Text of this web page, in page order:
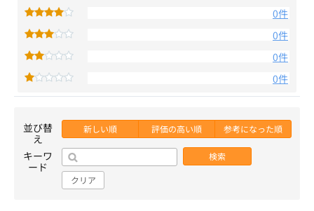
0件
0件
0件
0件
並び替
え
新しい順 評価の高い順 参考になった順
キーワ
ード
検索
クリア